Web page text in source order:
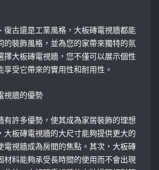
復古還是工業風格，大板磚電視牆都能
的裝飾風格，並為您的家帶來獨特的氛
擇大板磚電視牆，您不僅可以展示個性
享受它帶來的實用性和耐用性。
視牆的優勢
有許多優勢，使其成為家居裝飾的理想
大板磚電視牆的大尺寸能夠提供更大的
電視牆成為房間的焦點。其次，大板磚
材料能夠承受長時間的使用而不會出現